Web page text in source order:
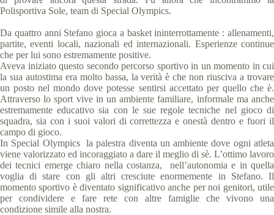
Polisportiva Sole, team di Special Olympics.
Da quattro anni Stefano gioca a basket ininterrottamente : allenamenti,
partite, eventi locali, nazionali ed internazionali. Esperienze continue
che per lui sono estremamente positive.
Aveva iniziato questo secondo percorso sportivo in un momento in cui
la sua autostima era molto bassa, la verità è che non riusciva a trovare
un posto nel mondo dove potesse sentirsi accettato per quello che è.
Attraverso lo sport vive in un ambiente familiare, informale ma anche
estremamente educativo sia con le sue regole tecniche nel gioco di
squadra, sia con i suoi valori di correttezza e onestà dentro e fuori il
campo di gioco.
In Special Olympics la palestra diventa un ambiente dove ogni atleta
viene valorizzato ed incoraggiato a dare il meglio di sè. L’ottimo lavoro
dei tecnici emerge chiaro nella costanza, nell’autonomia e in quella
voglia di stare con gli altri cresciute enormemente in Stefano. Il
momento sportivo è diventato significativo anche per noi genitori, utile
per condividere e fare rete con altre famiglie che vivono una
condizione simile alla nostra.